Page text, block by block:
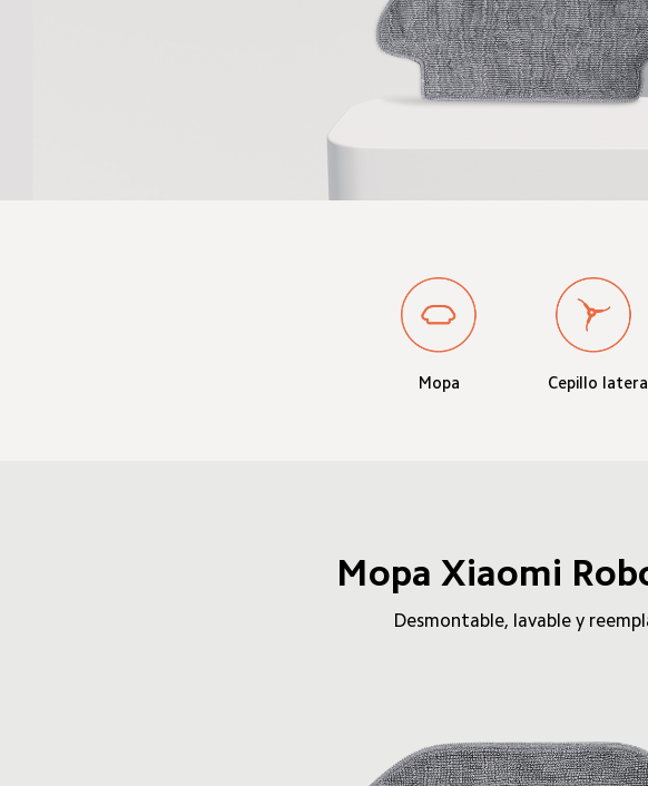
Mopa Cepillo lateral
Mopa Xiaomi
Desmontable, lavable y